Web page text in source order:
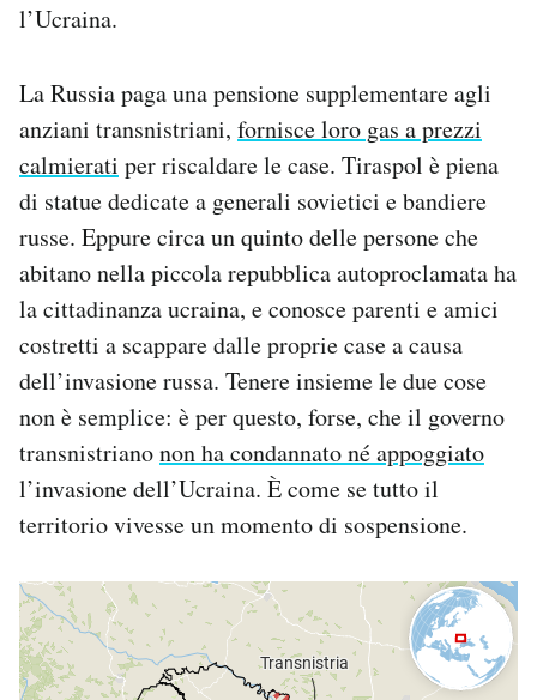
l’Ucraina.
La Russia paga una pensione supplementare agli
anziani transnistriani, fornisce loro gas a prezzi
calmierati per riscaldare le case. Tiraspol è piena
di statue dedicate a generali sovietici e bandiere
russe. Eppure circa un quinto delle persone che
abitano nella piccola repubblica autoproclamata ha
la cittadinanza ucraina, e conosce parenti e amici
costretti a scappare dalle proprie case a causa
dell’invasione russa. Tenere insieme le due cose
non è semplice: è per questo, forse, che il governo
transnistrianonon ha condannato né appoggiato
l’invasione dell’Ucraina. È come se tutto il
territorio vivesse un momento di sospensione.